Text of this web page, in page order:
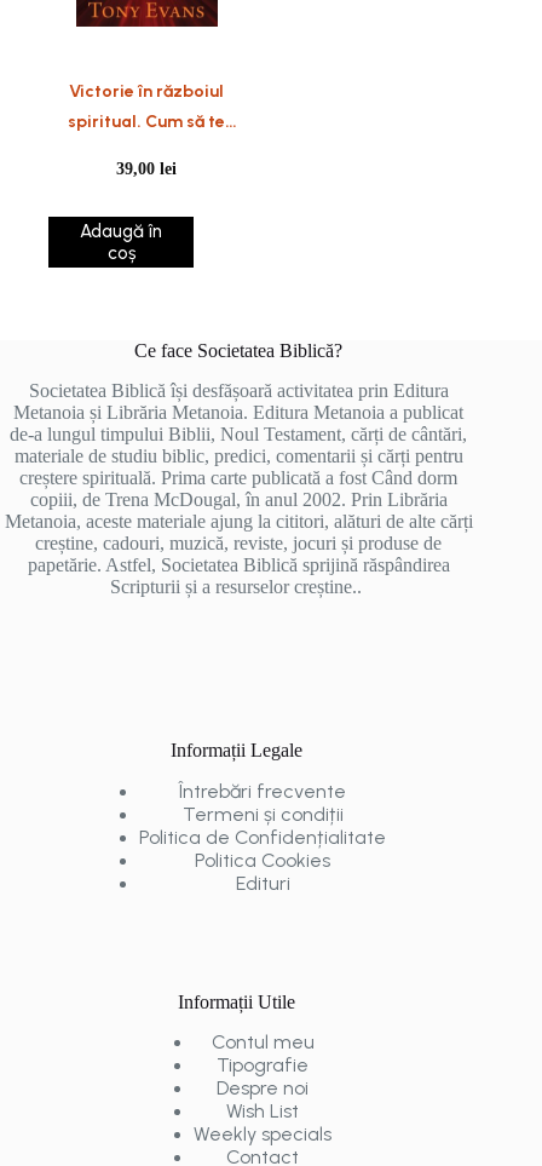
Victorie în războiul
spiritual. Cum să te
39,00lei
Adaugă în
coș
Ce face Societatea Biblică?
Societatea Biblică își desfășoară activitatea prin Editura
Metanoia și Librăria Metanoia. Editura Metanoia a publicat
de-a lungul timpului Biblii, Noul Testament, cărți de cântări,
materiale de studiu biblic, predici, comentarii și cărți pentru
creștere spirituală. Prima carte publicată a fost Când dorm
copiii, de Trena McDougal, în anul 2002. Prin Librăria
Metanoia, aceste materiale ajung la cititori, alături de alte cărți
creștine, cadouri, muzică, reviste, jocuri și produse de
papetărie. Astfel, Societatea Biblică sprijină răspândirea
Scripturii și a resurselor creștine..
Informații Legale
Întrebări frecvente
Termeni și condiții
Politica de Confidențialitate
Politica Cookies
Edituri
Informații Utile
Contul meu
Tipografie
Despre noi
Wish List
Weekly specials
Contact